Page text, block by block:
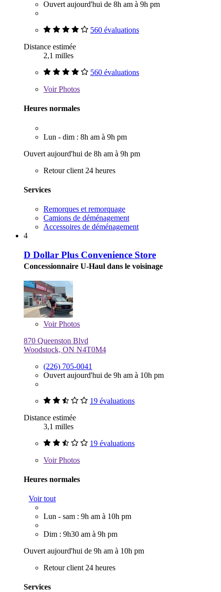
Ouvert aujourd'hui de 8h am à 9h pm
560 évaluations
Distance estimée
2,1 milles
560 évaluations
VoirPhotos
Heures normales
Lun - dim : 8h am à 9h pm
Ouvert aujourd'hui de 8h am à 9h pm
Retour client 24 heures
Services
Remorques et remorquage
Camions de déménagement
Accessoires de déménagement
4
D Dollar Plus Convenience Store
Concessionnaire U-Haul dans le voisinage
VoirPhotos
870 Queenston Blvd
Woodstock, ON N4T0M4
(226) 705-0041
Ouvert aujourd'hui de 9h am à 10h pm
19 évaluations
Distance estimée
3,1 milles
19 évaluations
VoirPhotos
Heures normales
Voir tout
Lun - sam : 9h am à 10h pm
Dim : 9h30 am à 9h pm
Ouvert aujourd'hui de 9h am à 10h pm
Retour client 24 heures
Services